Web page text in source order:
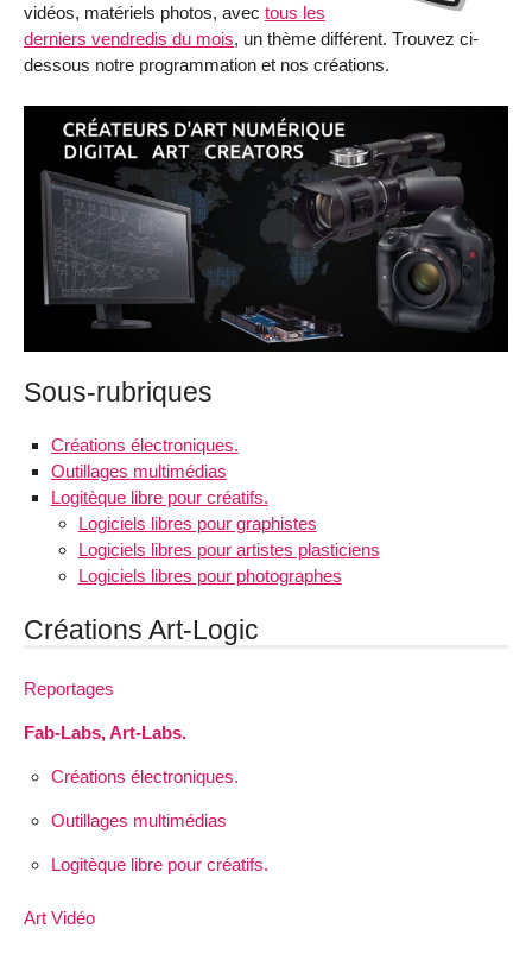
vidéos, matériels photos, avec tous les
derniers vendredis du mois, un thème différent. Trouvez ci-
dessous notre programmation et nos créations.
Sous-rubriques
Créations électroniques.
Outillages multimédias
Logitèque libre pour créatifs.
Logiciels libres pour graphistes
Logiciels libres pour artistes plasticiens
Logiciels libres pour photographes
Créations Art-Logic
Reportages
Fab-Labs, Art-Labs.
Créations électroniques.
Outillages multimédias
Logitèque libre pour créatifs.
Art Vidéo